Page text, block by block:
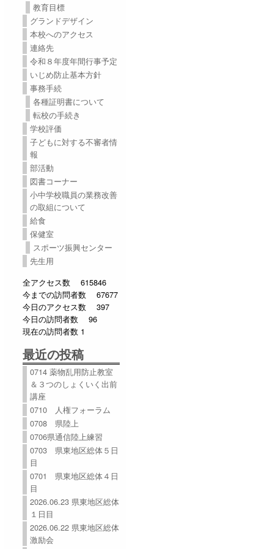
教育目標
グランドデザイン
本校へのアクセス
連絡先
令和８年度年間行事予定
いじめ防止基本方針
事務手続
各種証明書について
転校の手続き
学校評価
子どもに対する不審者情
報
部活動
図書コーナー
小中学校職員の業務改善
の取組について
給食
保健室
スポーツ振興センター
先生用
全アクセス数 615846
今までの訪問者数 67677
今日のアクセス数 397
今日の訪問者数 96
現在の訪問者数 1
最近の投稿
0714 薬物乱用防止教室
＆３つのしょくいく出前
講座
0710 人権フォーラム
0708 県陸上
0706県通信陸上練習
0703 県東地区総体５日
目
0701 県東地区総体４日
目
2026.06.23 県東地区総体
１日目
2026.06.22 県東地区総体
激励会